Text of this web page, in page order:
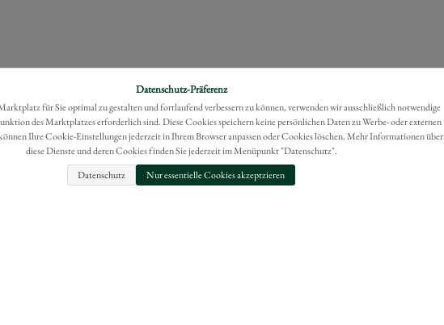
Datenschutz-Präferenz
für Sie optimal zu gestalten und fortlaufend verbessern zu können, verwenden wir ausschließlich notwendige
des Marktplatzes erforderlich sind. Diese Cookies speichern keine persönlichen Daten zu Werbe- oder externen
Ihre Cookie-Einstellungen jederzeit in Ihrem Browser anpassen oder Cookies löschen. Mehr Informationen über
diese Dienste und deren Cookies finden Sie jederzeit im Menüpunkt "Datenschutz".
Datenschutz
Nur essentielle Cookies akzeptzieren